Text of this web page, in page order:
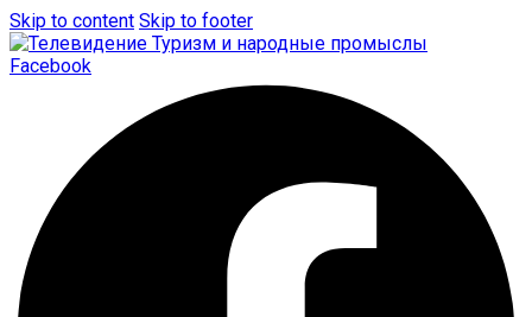
Skip to content Skip to footer
Facebook